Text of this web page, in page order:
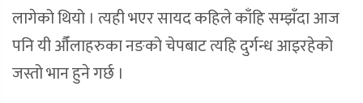
लागेको थियो । त्यही भएर सायद कहिले काँहि सम्झँदा आज
पनि यी औँलाहरुका नङको चेपबाट त्यहि दुर्गन्ध आइरहेको
जस्तो भान हुने गर्छ ।